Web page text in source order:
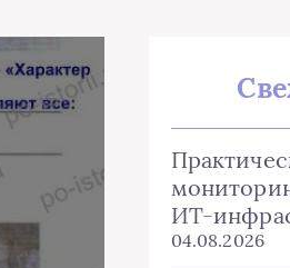
ИТ-
04.08.2026